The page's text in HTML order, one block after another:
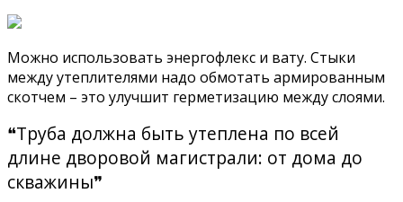
Можно использовать энергофлекс и вату. Стыки
между утеплителями надо обмотать армированным
скотчем – это улучшит герметизацию между слоями.
❝Труба должна быть утеплена по всей
длине дворовой магистрали: от дома до
скважины❞